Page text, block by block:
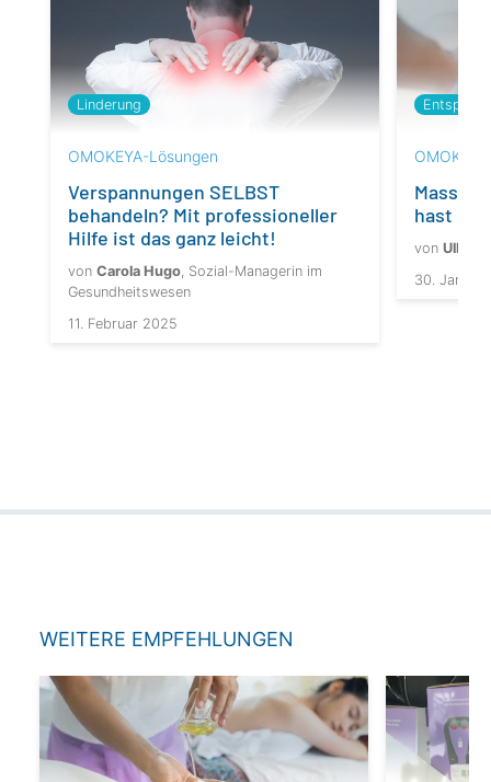
Linderung
OMOKEYA-Lösungen
Verspannungen SELBST
behandeln? Mit professioneller
Hilfe ist das ganz leicht!
von Carola Hugo, Sozial-Managerin im
Gesundheitswesen
11. Februar 2025
hast du
von Ulla
30. Januar
WEITERE EMPFEHLUNGEN